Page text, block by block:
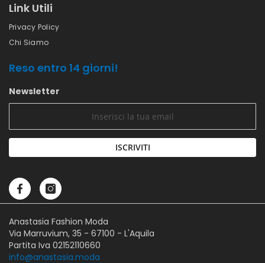
Link Utili
Privacy Policy
Chi Siamo
Reso entro 14 giorni!
Newsletter
ISCRIVITI
Anastasia Fashion Moda
Via Marruvium, 35 - 67100 - L'Aquila
Partita Iva 02152110660
info@anastasia.moda